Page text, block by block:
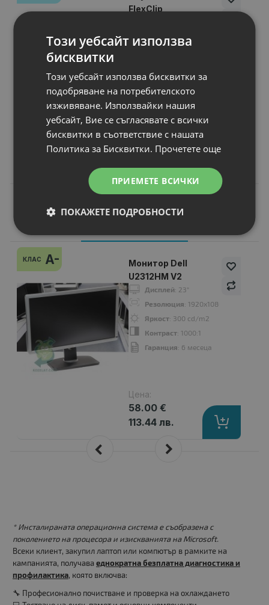
FlexClip
Честотен обхват, Hz
Време за работа на батерия
Цена:
35.00 €
68.45 лв.
КЛАС A-
Монитор Dell
U2312HM V2
Дисплей: 23"
Резолюция: 1920x1080 Full HD 16:9
Яркост: 300 cd/m2
Контраст: 1000:1
Гаранция: 6 месеца
Цена:
58.00 €
113.44 лв.
* Инсталираната операционна система е съобразена с
поколението на процесора и изискванията на Microsoft.
Всеки клиент, закупил лаптоп или компютър в рамките на
кампанията, получава еднократна безплатна диагностика и
профилактика, която включва:
🔧 Професионално почистване и проверка на охлаждането
Този уебсайт използва
бисквитки
Този уебсайт използва бисквитки за
подобряване на потребителското
изживяване. Използвайки нашия
уебсайт, Вие се съгласявате с всички
бисквитки в съответствие с нашата
Политика за Бисквитки. Прочетете още
ПРИЕМЕТЕ ВСИЧКИ
ПОКАЖЕТЕ ПОДРОБНОСТИ